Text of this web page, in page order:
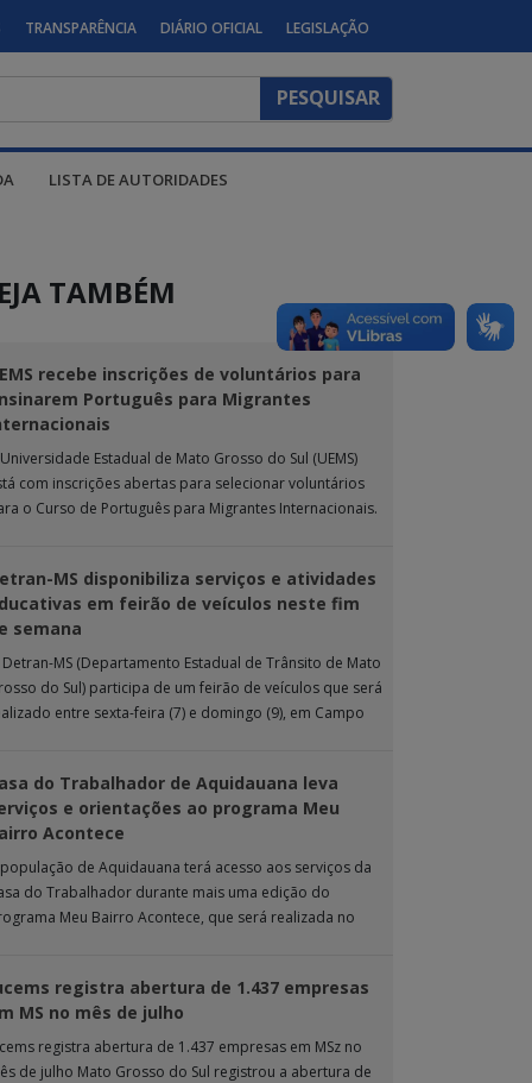
TRANSPARÊNCIA DIÁRIO OFICIAL LEGISLAÇÃO
LISTA DE AUTORIDADES
TAMBÉM
recebe inscrições de voluntários para
Português para Migrantes
Estadual de Mato Grosso do Sul (UEMS)
com inscrições abertas para selecionar voluntários
o Curso de Português para Migrantes Internacionais.
MS disponibiliza serviços e atividades
em feirão de veículos neste fim
semana
Detran-MS (Departamento Estadual de Trânsito de Mato
do Sul) participa de um feirão de veículos que será
entre sexta-feira (7) e domingo (9), em Campo
do Trabalhador de Aquidauana leva
e orientações ao programa Meu
Acontece
de Aquidauana terá acesso aos serviços da
do Trabalhador durante mais uma edição do
Meu Bairro Acontece, que será realizada no
registra abertura de 1.437 empresas
MS no mês de julho
registra abertura de 1.437 empresas em MSz no
de julho Mato Grosso do Sul registrou a abertura de